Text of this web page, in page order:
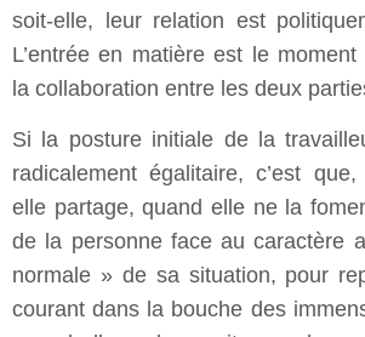
soit-elle, leur relation est
L’entrée en matière est le
la collaboration entre les deux
Si la posture initiale de la
radicalement égalitaire, c’est
elle partage, quand elle ne la
de la personne face au caractère
normale » de sa situation, pour
courant dans la bouche des